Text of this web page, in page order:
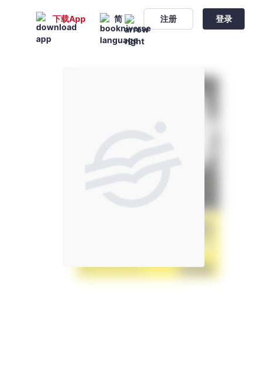
下载App 简 注册 登录